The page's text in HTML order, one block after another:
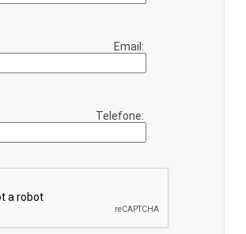
Email:
Telefone: